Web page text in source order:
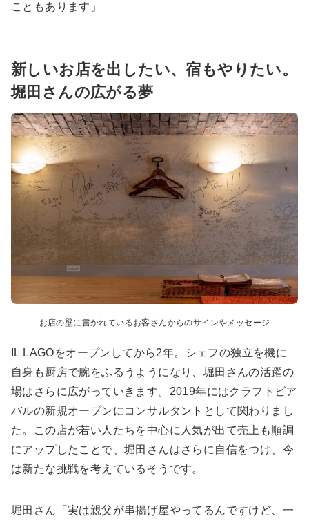
こともあります」
新しいお店を出したい、宿もやりたい。
堀田さんの広がる夢
お店の壁に書かれているお客さんからのサインやメッセージ
IL LAGOをオープンしてから2年。シェフの独立を機に
自身も厨房で腕をふるうようになり、堀田さんの活躍の
場はさらに広がっていきます。2019年にはクラフトビア
バルの新規オープンにコンサルタントとして関わりまし
た。この店が若い人たちを中心に人気が出て売上も順調
にアップしたことで、堀田さんはさらに自信をつけ、今
は新たな挑戦を考えているそうです。
堀田さん「実は親父が串揚げ屋やってるんですけど、一